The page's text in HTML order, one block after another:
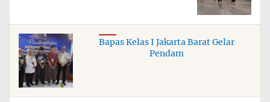
Bapas Kelas I Jakarta Barat Gelar
Pendam